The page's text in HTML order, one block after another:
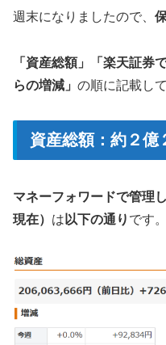
週末になりましたので、
「資産総額」「楽天証券
らの増減」 の順に記載し
資産総額：約２億
マネーフォワードで管理
現在） は 以下の通り です。